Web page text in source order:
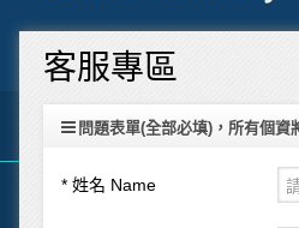
客服專區
問題表單(全部必填)，所有個資
* 姓名 Name